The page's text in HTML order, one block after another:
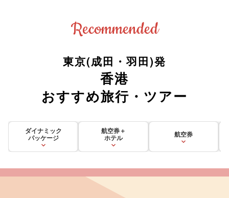
Recommended
東京(成田・羽田)発
香港
おすすめ旅行・ツアー
ダイナミック
パッケージ
航空券＋
ホテル 航空券